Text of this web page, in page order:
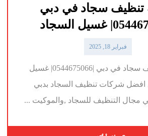
سجاد في دبي
فبراير 18, 2025
شركة تنظيف سجاد في دبي |0544675066| غسيل
افضل شركات تنظيف السجاد بدبي
التنظيف للسجاد ,والموكيت ...